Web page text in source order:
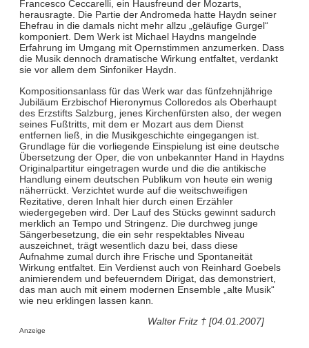
Francesco Ceccarelli, ein Hausfreund der Mozarts,
herausragte. Die Partie der Andromeda hatte Haydn seiner
Ehefrau in die damals nicht mehr allzu „geläufige Gurgel“
komponiert. Dem Werk ist Michael Haydns mangelnde
Erfahrung im Umgang mit Opernstimmen anzumerken. Dass
die Musik dennoch dramatische Wirkung entfaltet, verdankt
sie vor allem dem Sinfoniker Haydn.
Kompositionsanlass für das Werk war das fünfzehnjährige
Jubiläum Erzbischof Hieronymus Colloredos als Oberhaupt
des Erzstifts Salzburg, jenes Kirchenfürsten also, der wegen
seines Fußtritts, mit dem er Mozart aus dem Dienst
entfernen ließ, in die Musikgeschichte eingegangen ist.
Grundlage für die vorliegende Einspielung ist eine deutsche
Übersetzung der Oper, die von unbekannter Hand in Haydns
Originalpartitur eingetragen wurde und die die antikische
Handlung einem deutschen Publikum von heute ein wenig
näherrückt. Verzichtet wurde auf die weitschweifigen
Rezitative, deren Inhalt hier durch einen Erzähler
wiedergegeben wird. Der Lauf des Stücks gewinnt sadurch
merklich an Tempo und Stringenz. Die durchweg junge
Sängerbesetzung, die ein sehr respektables Niveau
auszeichnet, trägt wesentlich dazu bei, dass diese
Aufnahme zumal durch ihre Frische und Spontaneität
Wirkung entfaltet. Ein Verdienst auch von Reinhard Goebels
animierendem und befeuerndem Dirigat, das demonstriert,
das man auch mit einem modernen Ensemble „alte Musik“
wie neu erklingen lassen kann
Walter Fritz † [04.01.2007]
Anzeige